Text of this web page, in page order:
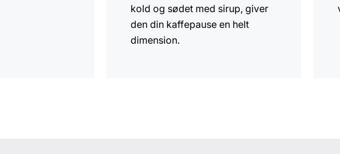
kold og sødet med sirup, giver
den din kaffepause en helt
dimension.